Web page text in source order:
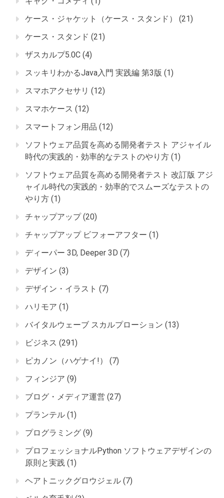
ケース・ジャケット（ケース・スタンド）
(21)
ケース・スタンド (21)
ザスカルプ5.0C (4)
スッキリわかるJava入門 実践編 第3版 (1)
スマホアクセサリ (12)
スマホケース (12)
スマートフォン用品 (12)
ソフトウェア品質を高める開発者テスト アジャイル
時代の実践的・効率的なテストのやり方 (1)
ソフトウェア品質を高める開発者テスト 改訂版 アジ
ャイル時代の実践的・効率的でスムーズなテストの
やり方 (1)
チャップアップ(20)
チャップアップ ビフォーアフター (1)
ディーパー 3D, Deeper 3D (7)
デザイン (3)
デザイン・イラスト (7)
ハリモア (1)
バイタルウェーブ スカルプローション (13)
ビジネス (291)
ピカノン（ハゲナイ!）
(7)
フィンジア (9)
ブログ・メディア運営 (27)
プランテル (1)
プログラミング (9)
プロフェッショナルPython ソフトウェアデザインの
原則と実践 (1)
ヘアトニックグロウジェル (7)